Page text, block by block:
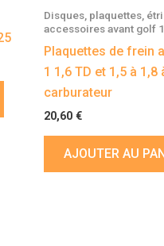
Disques, plaquettes,
accessoires avant golf 1
Plaquettes de frein
1 1,6 TD et 1,5 à 1,8
carburateur
20,60€
AJOUTER AU